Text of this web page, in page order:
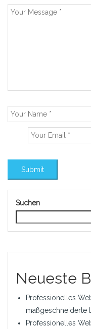
Suchen
Neueste
Professionelles
maßgeschneiderte
Professionelles